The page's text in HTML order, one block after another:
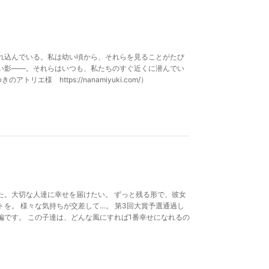
んでいる。私は幼い頃から、それらを見ることがたび
影――。それらはいつも、私たちのすぐ近くに潜んでい
きのアトリエ様 https://nanamiyuki.com/）
大切な人達に幸せを届けたい。 ずっと残る形で、彼女
。 様々な気持ちが交差して…。 第3回大賞予選通過し
す。 この子達は、どんな風にすれば1番幸せになれるの